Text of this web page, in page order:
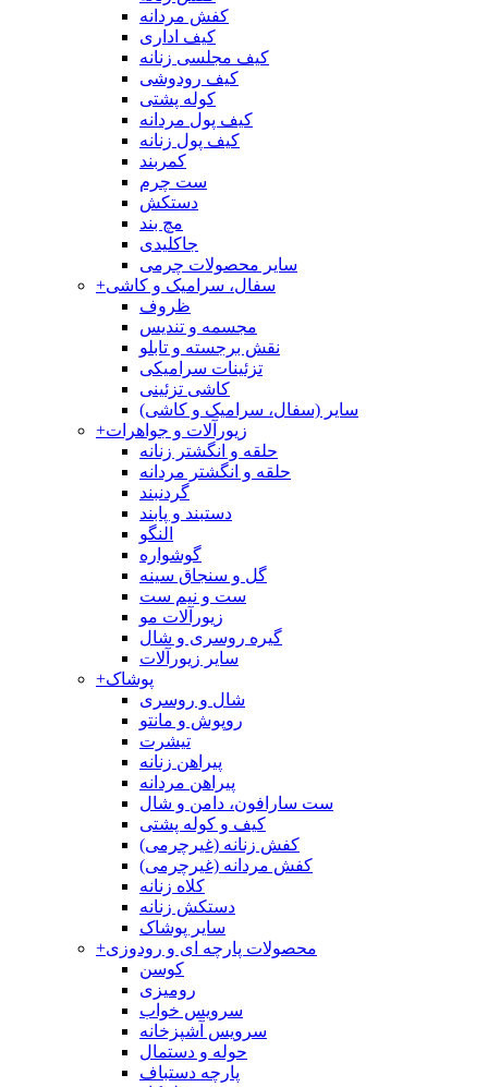
کفش مردانه
کیف اداری
کیف مجلسی زنانه
کیف رودوشی
کوله پشتی
کیف پول مردانه
کیف پول زنانه
کمربند
ست چرم
دستکش
مچ بند
جاکلیدی
سایر محصولات چرمی
+سفال، سرامیک و کاشی
ظروف
مجسمه و تندیس
نقش برجسته و تابلو
تزئینات سرامیکی
کاشی تزئینی
سایر (سفال، سرامیک و کاشی)
+زیورآلات و جواهرات
حلقه و انگشتر زنانه
حلقه و انگشتر مردانه
گردنبند
دستبند و پابند
النگو
گوشواره
گل و سنجاق سینه
ست و نیم ست
زیورآلات مو
گیره روسری و شال
سایر زیورآلات
+پوشاک
شال و روسری
روپوش و مانتو
تیشرت
پیراهن زنانه
پیراهن مردانه
ست سارافون، دامن و شال
کیف و کوله پشتی
کفش زنانه (غیرچرمی)
کفش مردانه (غیرچرمی)
کلاه زنانه
دستکش زنانه
سایر پوشاک
+محصولات پارچه ای و رودوزی
کوسن
رومیزی
سرویس خواب
سرویس آشپزخانه
حوله و دستمال
پارچه دستباف